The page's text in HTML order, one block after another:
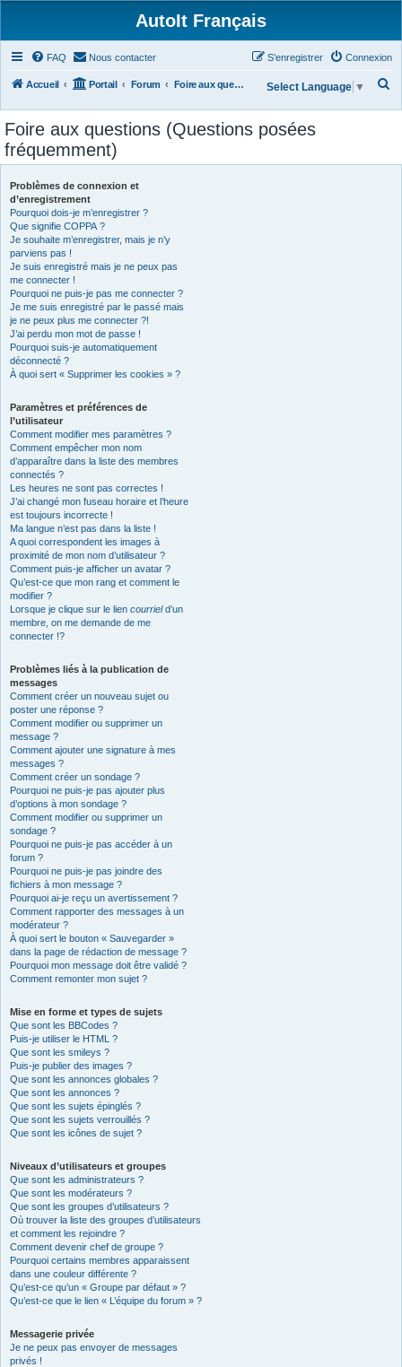
AutoIt Français
FAQ Nous contacter Connexion
S’enregistrer
Accueil Portail Forum Foire aux questions (Questions posées fréquemment) Select Language ▼
Foire aux questions (Questions posées
fréquemment)
Problèmes de connexion et
d’enregistrement
Pourquoi dois-je m’enregistrer ?
Que signifie COPPA ?
Je souhaite m’enregistrer, mais je n’y
parviens pas !
Je suis enregistré mais je ne peux pas
me connecter !
Pourquoi ne puis-je pas me connecter ?
Je me suis enregistré par le passé mais
je ne peux plus me connecter ?!
J’ai perdu mon mot de passe !
Pourquoi suis-je automatiquement
déconnecté ?
À quoi sert « Supprimer les cookies » ?
Paramètres et préférences de
l’utilisateur
Comment modifier mes paramètres ?
Comment empêcher mon nom
d’apparaître dans la liste des membres
connectés ?
Les heures ne sont pas correctes !
J’ai changé mon fuseau horaire et l’heure
est toujours incorrecte !
Ma langue n’est pas dans la liste !
A quoi correspondent les images à
proximité de mon nom d’utilisateur ?
Comment puis-je afficher un avatar ?
Qu’est-ce que mon rang et comment le
modifier ?
Lorsque je clique sur le lien courrield’un
membre, on me demande de me
connecter !?
Problèmes liés à la publication de
messages
Comment créer un nouveau sujet ou
poster une réponse ?
Comment modifier ou supprimer un
message ?
Comment ajouter une signature à mes
messages ?
Comment créer un sondage ?
Pourquoi ne puis-je pas ajouter plus
d’options à mon sondage ?
Comment modifier ou supprimer un
sondage ?
Pourquoi ne puis-je pas accéder à un
forum ?
Pourquoi ne puis-je pas joindre des
fichiers à mon message ?
Pourquoi ai-je reçu un avertissement ?
Comment rapporter des messages à un
modérateur ?
À quoi sert le bouton « Sauvegarder »
dans la page de rédaction de message ?
Pourquoi mon message doit être validé ?
Comment remonter mon sujet ?
Mise en forme et types de sujets
Que sont les BBCodes ?
Puis-je utiliser le HTML ?
Que sont les smileys ?
Puis-je publier des images ?
Que sont les annonces globales ?
Que sont les annonces ?
Que sont les sujets épinglés ?
Que sont les sujets verrouillés ?
Que sont les icônes de sujet ?
Niveaux d’utilisateurs et groupes
Que sont les administrateurs ?
Que sont les modérateurs ?
Que sont les groupes d’utilisateurs ?
Où trouver la liste des groupes d’utilisateurs
et comment les rejoindre ?
Comment devenir chef de groupe ?
Pourquoi certains membres apparaissent
dans une couleur différente ?
Qu’est-ce qu’un « Groupe par défaut » ?
Qu’est-ce que le lien « L’équipe du forum » ?
Messagerie privée
Je ne peux pas envoyer de messages
privés !